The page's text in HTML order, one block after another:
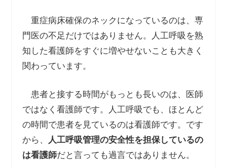
重症病床確保のネックになっているのは、専
門医の不足だけではありません。人工呼吸を熟
知した看護師をすぐに増やせないことも大きく
関わっています。
患者と接する時間がもっとも長いのは、医師
ではなく看護師です。人工呼吸でも、ほとんど
の時間で患者を見ているのは看護師です。です
から、
人工呼吸管理の安全性を担保しているの
は看護師だと言っても過言ではありません。